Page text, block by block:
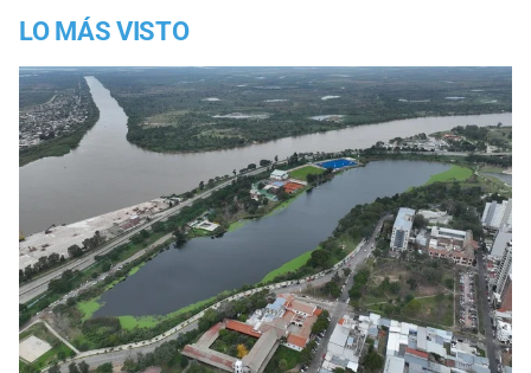
LO MÁS VISTO